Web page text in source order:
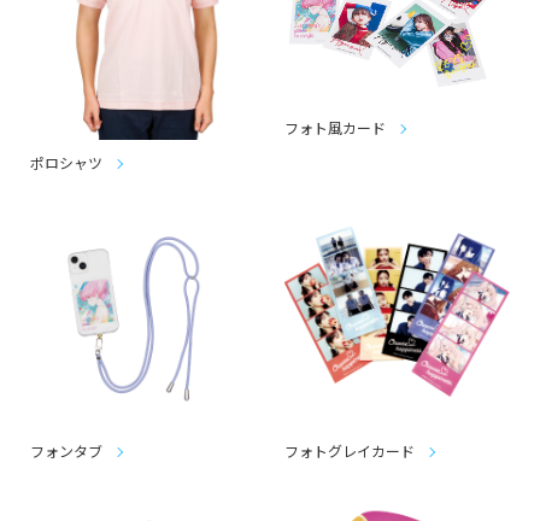
ポロシャツ
フォト風カード
フォンタブ フォトグレイカード